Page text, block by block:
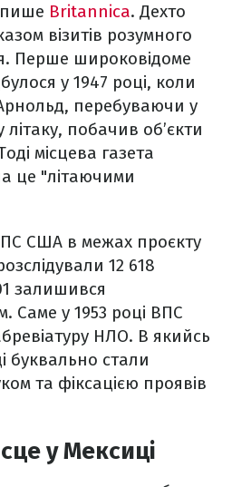
пише Britannica. Дехто
візитів розумного
Перше широковідоме
у 1947 році, коли
перебуваючи у
побачив об’єкти
місцева газета
це "літаючими
США в межах проєкту
12 618
залишився
Саме у 1953 році ВПС
НЛО. В якийсь
буквально стали
та фіксацією проявів
у Мексиці